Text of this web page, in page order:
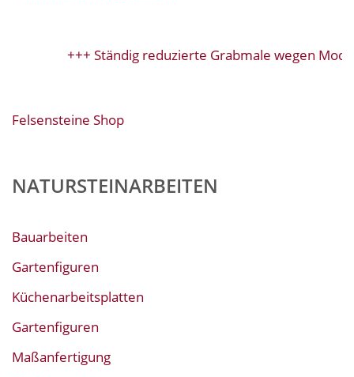
+++ Ständig reduzierte Grabmale wegen
Felsensteine Shop
NATURSTEINARBEITEN
Bauarbeiten
Gartenfiguren
Küchenarbeitsplatten
Gartenfiguren
Maßanfertigung